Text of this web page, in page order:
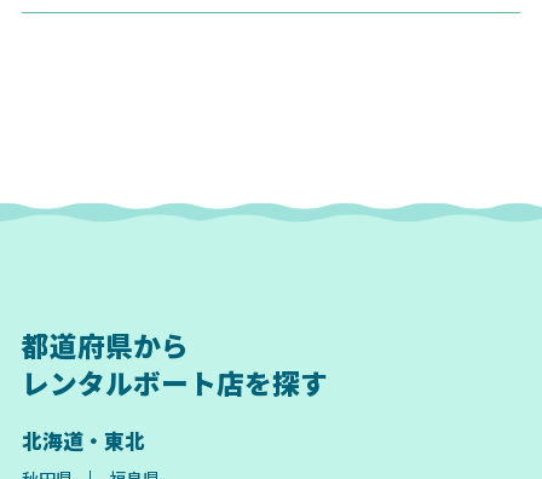
都道府県から
レンタルボート店を探す
北海道・東北